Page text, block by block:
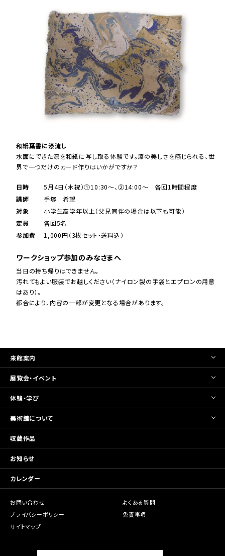
和紙葉書に漆流し
水面にできた漆を和紙に写し取る体験です。漆の美しさを感じられる、世
界で一つだけのカード作りはいかがですか？
日時
5月4日（木祝）①10:30～、②14:00～ 各回1時間程度
講師
手塚 希望
対象
小学生高学年以上（父兄同伴の場合は以下も可能）
定員
各回5名
参加費
1,000円（3枚セット・送料込）
ワークショップ参加のみなさまへ
当日の持ち帰りはできません。
汚れてもよい服装でお越しください（ナイロン製の手袋とエプロンの用意
はあり）。
都合により、内容の一部が変更となる場合があります。
お知らせ
カレンダー
お問い合わせ
よくある質問
プライバシーポリシー
免責事項
サイトマップ
来館案内
展覧会・イベント
体験・学び
美術館について
収蔵作品